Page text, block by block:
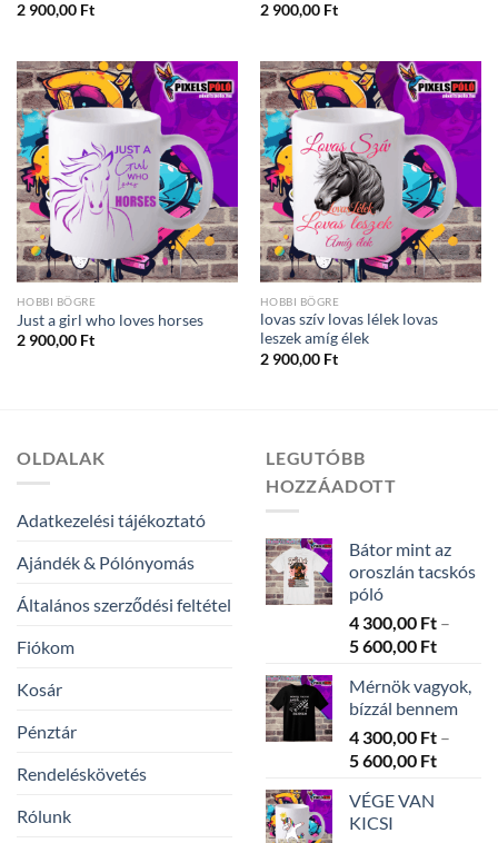
2 900,00 Ft
2 900,00 Ft
HOBBI BÖGRE
Just a girl who loves horses
2 900,00 Ft
HOBBI BÖGRE
lovas szív lovas lélek lovas
leszek amíg élek
2 900,00 Ft
OLDALAK
Adatkezelési tájékoztató
Ajándék & Pólónyomás
Általános szerződési feltétel
Fiókom
Kosár
Pénztár
Rendeléskövetés
Rólunk
LEGUTÓBB
HOZZÁADOTT
Bátor mint az
oroszlán tacskós
póló
4 300,00 Ft –
5 600,00 Ft
300,00
-
5
600,00
Mérnök vagyok,
bízzál bennem
4 300,00 Ft –
5 600,00 Ft
VÉGE VAN
KICSI